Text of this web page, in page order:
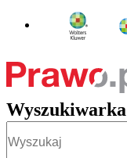
Wyszukiwarka